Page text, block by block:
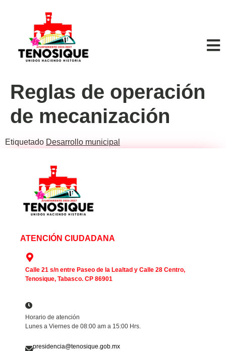
Reglas de operación
de mecanización
Etiquetado Desarrollo municipal
ATENCIÓN CIUDADANA
Calle 21 s/n entre Paseo de la Lealtad y Calle 28 Centro,
Tenosique, Tabasco. CP 86901
Horario de atención
Lunes a Viernes de 08:00 am a 15:00 Hrs.
presidencia@tenosique.gob.mx